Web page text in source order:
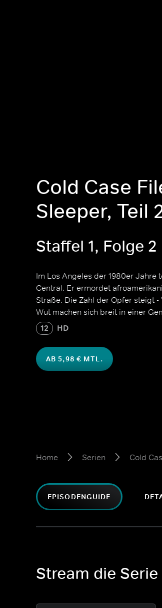
Cold Case
Sleeper, Teil
Staffel 1, Folge 2
Im Los Angeles der 1980er
Central. Er ermordet
Straße. Die Zahl der Opfer steigt
Wut machen sich breit in einer
12 HD
AB 5,98 € MTL.
Home Serien Cold
EPISODENGUIDE
Stream die